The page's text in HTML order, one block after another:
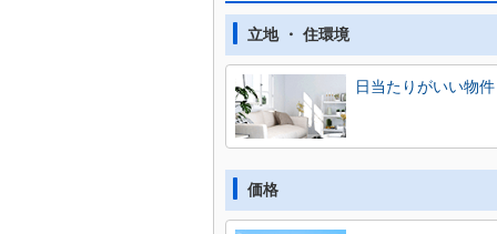
立地 ・ 住環境
日当たりがいい物件
価格